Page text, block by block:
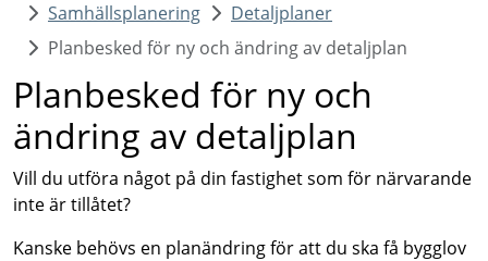
Samhällsplanering
Detaljplaner
Planbesked för ny och ändring av detaljplan
Planbesked för ny och
ändring av detaljplan
Vill du utföra något på din fastighet som för närvarande
inte är tillåtet?
Kanske behövs en planändring för att du ska få bygglov